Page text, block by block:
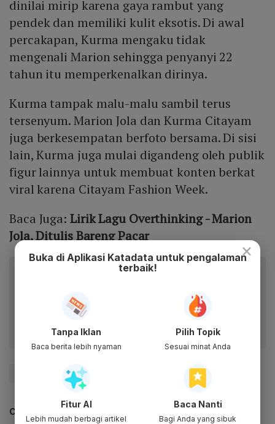
dinilai mirip karena gaya rambut yang
pendek dan memiliki kulit eksotis. Di awal
percakapan, Kurma mengaku tidak
mengenali Marion sehingga penyanyi 22
tahun itu memperkenalkan dirinya.
Kurma tampak malu-malu sambil terus
tersenyum. Marion Jola dan Kurma Citayam
juga berkesempatan berfoto bersama. Di sisi
lain, Kurma juga mulai digandeng oleh publik
figur lainnya untuk membuat konten berkat
viral karena Citayam Fashion Week.
Baca Juga: Lirik Lagu Overthinking - Marion
Jola, Ditulis Bareng Pacar
Baca artikel ini lewat aplikasi mobile.
fitur menarik lainnya lewat aplikasi mobile Katadata.
CEK JUGA DATA INI
×
Buka di Aplikasi Katadata untuk pengalaman
terbaik!
Tanpa Iklan
Baca berita lebih nyaman
Pilih Topik
Sesuai minat Anda
Fitur AI
Lebih mudah berbagi artikel
Baca Nanti
Bagi Anda yang sibuk